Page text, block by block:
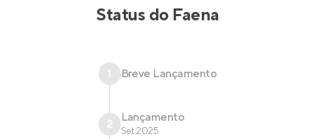
Status do Faena
1 Breve Lançamento
2 Lançamento
Set 2025